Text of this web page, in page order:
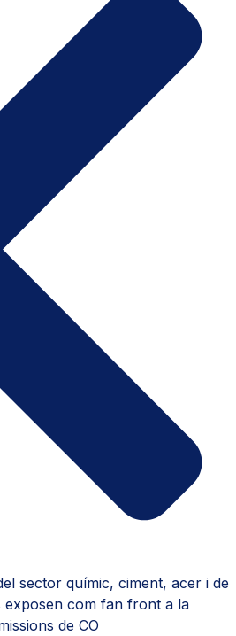
sector químic, ciment, acer i de
exposen com fan front a la
de CO